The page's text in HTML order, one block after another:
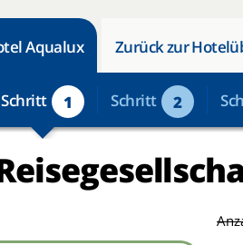
Aqualux Zurück zur
Schritt 1 Schritt 2